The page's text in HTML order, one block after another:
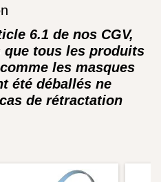
6.1 de nos CGV,
que tous les produits
les masques
été déballés ne
de rétractation